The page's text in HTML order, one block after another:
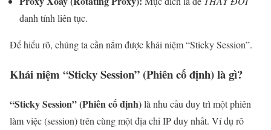
danh tính liên tục.
Để hiểu rõ, chúng ta cần nắm được khái niệm “Sticky Session”.
Khái niệm “Sticky Session” (Phiên cố định) là gì?
“Sticky Session” (Phiên cố định)là nhu cầu duy trì một phiên
làm việc (session) trên cùng một địa chỉ IP duy nhất. Ví dụ rõ